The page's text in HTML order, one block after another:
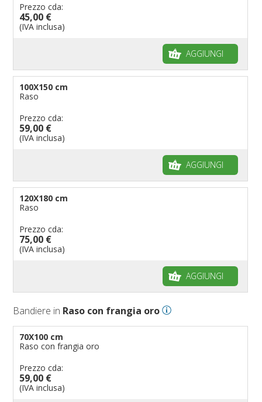
Prezzo cda:
45,00 €
(IVA inclusa)
AGGIUNGI
100X150 cm
Raso
Prezzo cda:
59,00 €
(IVA inclusa)
AGGIUNGI
120X180 cm
Raso
Prezzo cda:
75,00 €
(IVA inclusa)
AGGIUNGI
Bandiere in Raso con frangia oro
70X100 cm
Raso con frangia oro
Prezzo cda:
59,00 €
(IVA inclusa)